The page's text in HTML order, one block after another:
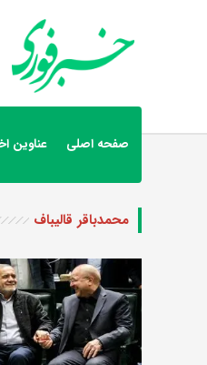
صفحه اصلی عناوین
محمدباقر قالیباف